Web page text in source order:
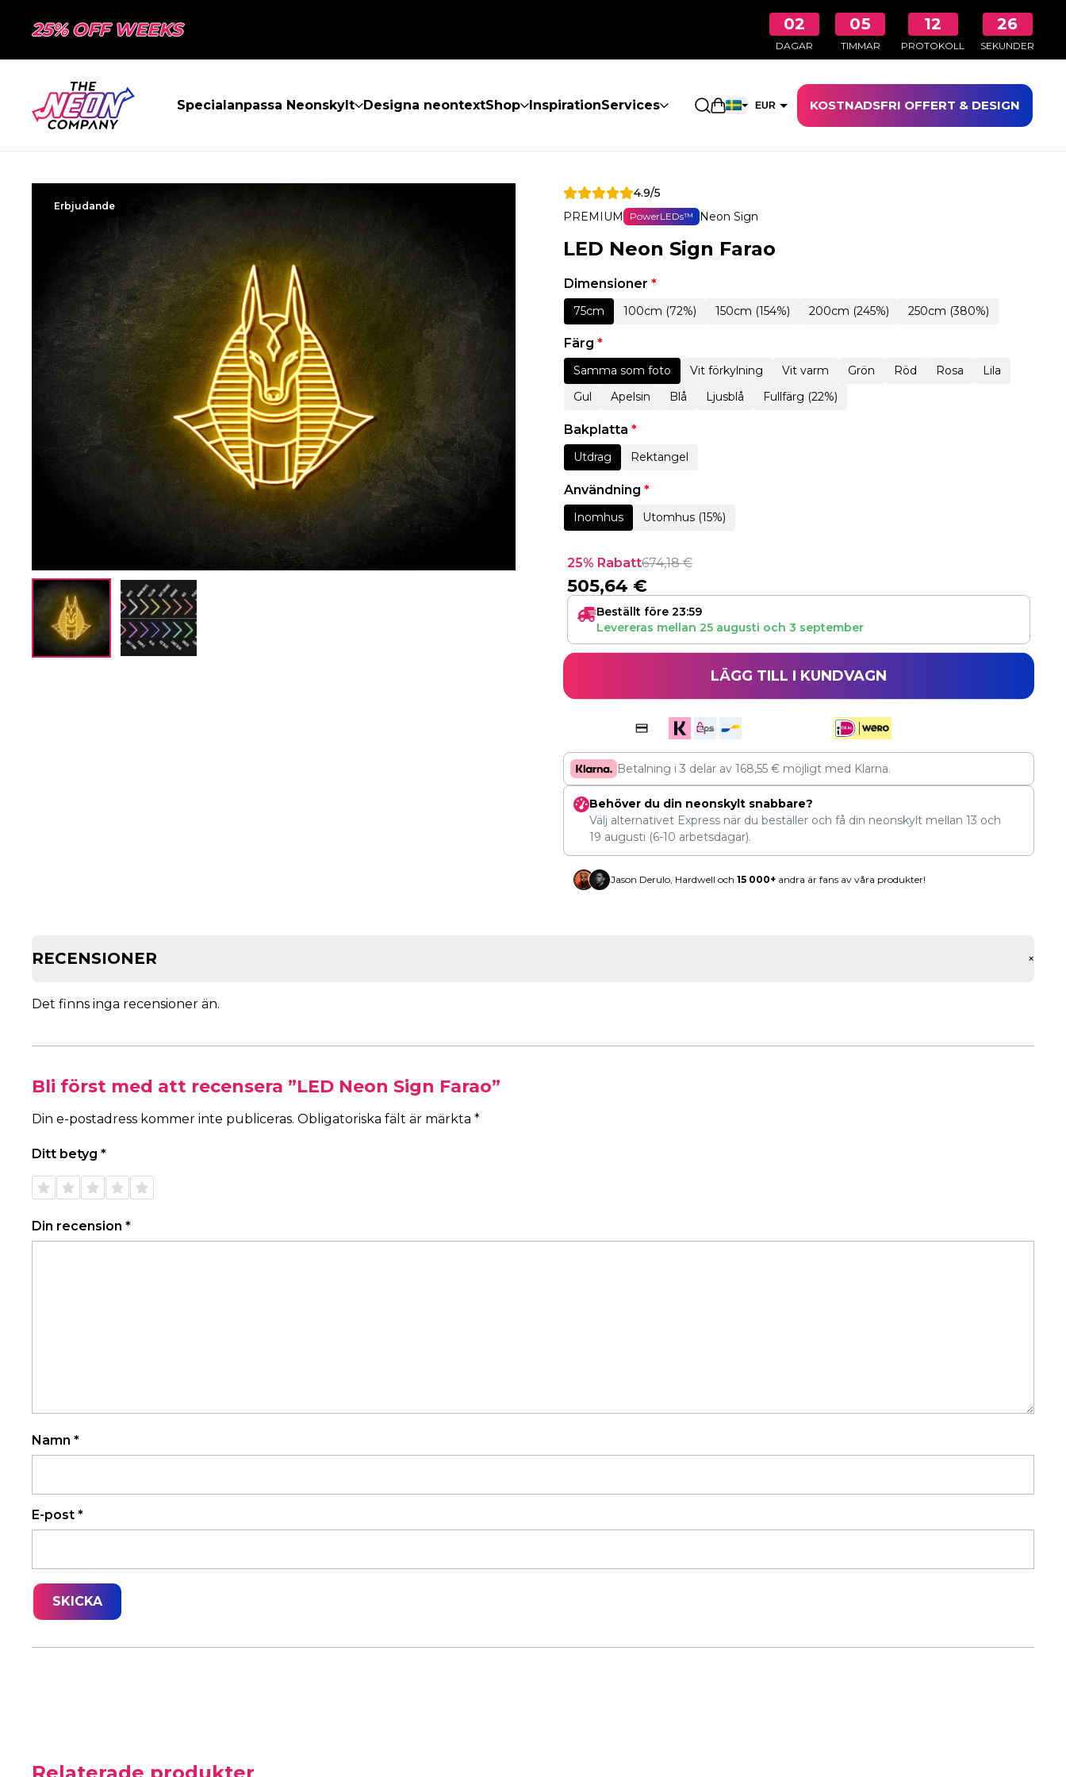
25% OFF WEEKS 02
DAGAR
05
TIMMAR
12
PROTOKOLL
25
SEKUNDER
Specialanpassa Neonskylt Designa neontextShop InspirationServices Öppna kundkorgen
EUR KOSTNADSFRI OFFERT & DESIGN
Erbjudande
4.9/5
PREMIUM
PowerLEDs™ Neon Sign
LED Neon Sign Farao
Dimensioner *
75cm 100cm (72%) 150cm (154%) 200cm (245%) 250cm (380%)
Färg *
Samma som foto Vit förkylning Vit varm Grön Röd Rosa
Lila
Gul
Apelsin Blå Ljusblå Fullfärg (22%)
Bakplatta *
Utdrag Rektangel
Användning *
Inomhus Utomhus (15%)
25% Rabatt674,18€
505,64 €
Beställt före 23:59
Levereras mellan 25 augusti och 3 september
LÄGG TILL I KUNDVAGN
Betalning i 3 delar av168,55€ möjligt med Klarna.
Behöver du din neonskylt snabbare?
Välj alternativet Express när du beställer och få din neonskylt mellan 13 och
19 augusti (6-10 arbetsdagar).
Jason Derulo, Hardwell och 15 000+andra är fans av våra produkter!
RECENSIONER +
Det finns inga recensioner än.
Bli först med att recensera ”LED Neon Sign Farao”
Din e-postadress kommer inte publiceras. Obligatoriska fält är märkta *
Ditt betyg *
1 av 5
stjärnor
2 av 5
stjärnor
3 av 5
stjärnor
4 av 5
stjärnor
5 av 5
stjärnor
Din recension *
Namn *
E-post *